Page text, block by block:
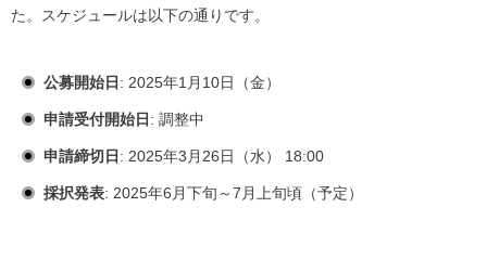
た。スケジュールは以下の通りです。
公募開始日: 2025年1月10日（金）
申請受付開始日: 調整中
申請締切日: 2025年3月26日（水） 18:00
採択発表: 2025年6月下旬～7月上旬頃（予定）